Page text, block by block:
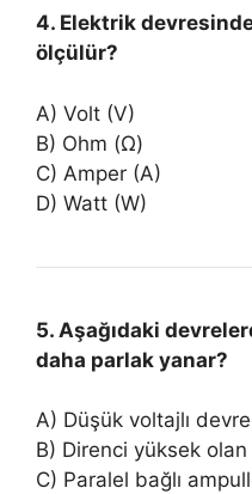
4. Elektrik
ölçülür?
A) Volt (V)
B) Ohm (Ω)
C) Amper (A)
D) Watt (W)
5. Aşağıdaki
daha parlak yanar?
A) Düşük voltajlı
B) Direnci yüksek
C) Paralel bağlı